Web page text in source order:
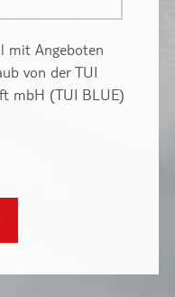
mit Angeboten
von der TUI
mbH (TUI BLUE)